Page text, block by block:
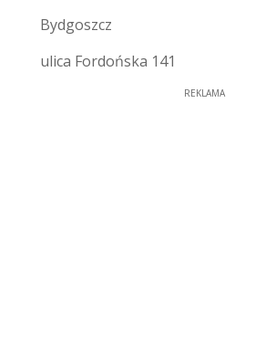
Bydgoszcz
ulica Fordońska 141
REKLAMA